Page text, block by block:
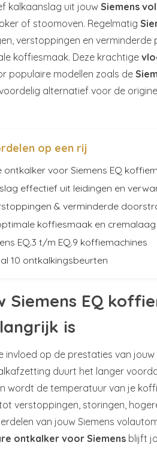
kalkaanslag uit jouw Siemens
of stoomoven. Regelmatig
verstoppingen en verminderde
koffiesmaak. Deze krachtige
populaire modellen zoals de
alternatief voor de
op een rij
voor Siemens EQ
effectief uit leidingen en
& verminderde
koffiesmaak en cremalaag
EQ.3 t/m EQ.9 koffiemachines
10 ontkalkingsbeurten
Siemens EQ
is
invloed op de prestaties van jouw
duurt het langer
wordt de temperatuur van je
verstoppingen, storingen,
van jouw Siemens
ontkalker voor Siemens blijft